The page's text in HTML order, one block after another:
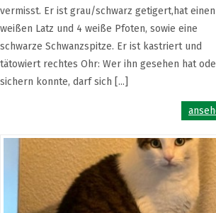
vermisst. Er ist grau/schwarz getigert,hat einen
weißen Latz und 4 weiße Pfoten, sowie eine
schwarze Schwanzspitze. Er ist kastriert und
tätowiert rechtes Ohr: Wer ihn gesehen hat
sichern konnte, darf sich [...]